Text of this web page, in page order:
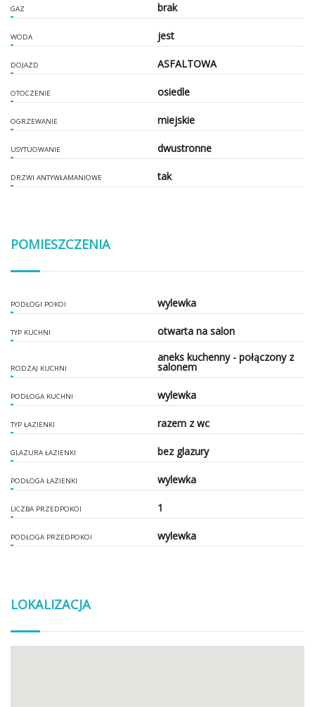
GAZ brak
WODA jest
DOJAZD ASFALTOWA
OTOCZENIE osiedle
OGRZEWANIE miejskie
USYTUOWANIE dwustronne
DRZWI ANTYWŁAMANIOWE tak
POMIESZCZENIA
PODŁOGI POKOI wylewka
TYP KUCHNI otwarta na salon
RODZAJ KUCHNI
aneks kuchenny - połączony z
salonem
PODŁOGA KUCHNI wylewka
TYP ŁAZIENKI razem z wc
GLAZURA ŁAZIENKI bez glazury
PODŁOGA ŁAZIENKI wylewka
LICZBA PRZEDPOKOI 1
PODŁOGA PRZEDPOKOI wylewka
LOKALIZACJA